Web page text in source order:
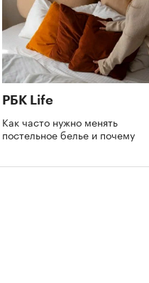
РБК Life
Как часто нужно менять
постельное белье и почему